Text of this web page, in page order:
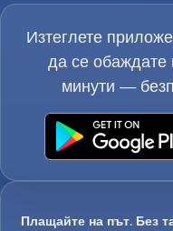
Изтеглете
да се обаждате
минути —
Плащайте на път. Без